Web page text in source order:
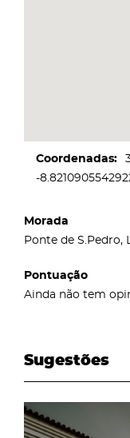
Coordenadas
-
Morada
Ponte de S.Pedro,
Pontuação
Ainda não tem
Sugestões
page